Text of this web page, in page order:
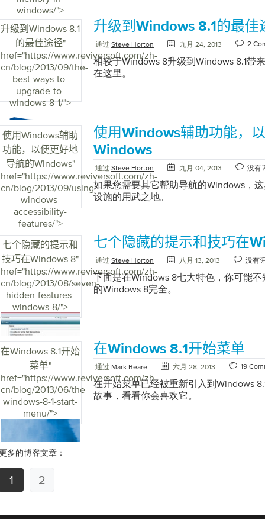
任何BSOD错误与硬件的添加同时发生
如果您未对硬件进行任何更改，则可能
问题。 BSOD的两个最常见的硬件原因
我们的“内存测试”文章中概述的说明，
内存。如果系统过热，则应立即采取措
的灰尘，并确保通风畅通。当深夜
孔阻塞了通气孔，导致笔记本电脑暴饮
过热的文章，以找到可能的解决方案。
导致错误的硬件原因，建议进行恶意软
反恶意软件或反病毒程序，扫描您的PC
病毒。这些类型的程序由恶意代码组成
PC。除其他许多严重并发症外，这通常
Windows 8中启动到安全模式” 在此选项
选项。选中标记为“ 安全启动”的框和标
确定，然后在下一个窗口重新启动。 然
启动到安全模式。 现在您已应用这些设
模式启动。要在安全模式下停止PC启动
恢复到最初安装它的状态，而不是附加
一次安装IE 10时那样运行。 如果由于某
Internet Explorer已停止工作的警告消息
决问题。在这种情况下，您必须使用
是适用于Windows XP，Vista / 7和8的
修复说明 ： 单击“ 开始”按钮，然后从菜
卡。并选中隐藏所有Microsoft服务旁边
Microsoft服务” 接着选择Disable All ，
算机。 在这样做时，您刚刚禁用了所有
标是为Internet Explorer提供试运行，而
序。这将帮助您确定破坏Internet
机重新启动后，按照步骤1和2中的相同
Services选项卡。 验证是否仍选中“ 隐藏
如果是，这意味着不守规矩的服务在服
内。 要验证，请再次打开msconfig
隐藏所有Microsoft服务”框。现在取消选
上一次测试中留空的一半中的方框。 […]
的。或者，如果要为已安装Windows操
盘，可以在台式计算机侧面的贴纸或笔
仍然无法发现，您可能还需要检查电池
盘或拇指驱动器进行全新安装Windows
果要为已安装Windows操作系统的计算
器，请确保在从Microsoft或Digital River
需要一张空白DVD或一个空的4GB（或
以及一台可以将文件刻录到DVD的计算
用Windows 7系统来说明各个步骤，但
XP，Windows 7和Windows 8版本计算
Thumb Drive。 创建DVD 将空白DVD光
机中。 使用鼠标右键单击用于Windows
弹出一个菜单，其中包含您拥有的各种
没有，则可能需要将DVD放入驱动器中
CD在驱动程序中，然后选择”刻录“” 单
以激活该选项。这将确保刻录过程完成
击“刻录”按钮开始此过程。最多可能需
进度条以绿色渐变填充，应该告诉您何
具还可用于创建Thumb驱动器以及ISO文
Thumb Drive没有以后需要的任何文件，
储在拇指驱动器中的所有内容。 确保它
可以将其插入可用的USB端口。将拇指
关闭可能打开的所有窗口。 下载
（路径是Windows在您连接它时为您的
windows/">
升级到Windows 8.1
的最佳途径"
href="https://www.reviversoft.com/zh-
cn/blog/2013/09/the-
best-ways-to-
upgrade-to-
windows-8-1/">
升级到Windows 8.1的最佳
通过 Steve Horton 九月 24, 2013 2
相较于Windows 8升级到Windows 8.1带
在这里。
使用Windows辅助
功能，以便更好地
导航的Windows"
href="https://www.reviversoft.com/zh-
cn/blog/2013/09/using-
windows-
accessibility-
features/">
使用Windows辅助功能，
Windows
通过 Steve Horton 九月 04, 2013 没有
如果您需要其它帮助导航的Windows，
设施的用武之地。
七个隐藏的提示和
技巧在Windows 8"
href="https://www.reviversoft.com/zh-
cn/blog/2013/08/seven-
hidden-features-
windows-8/">
七个隐藏的提示和技巧在
通过 Steve Horton 八月 13, 2013 没有
下面是在Windows 8七大特色，你可能
的Windows 8完全。
在Windows 8.1开始
菜单"
href="https://www.reviversoft.com/zh-
cn/blog/2013/06/the-
windows-8-1-start-
menu/">
在Windows 8.1开始菜单
通过 Mark Beare 六月 28, 2013 19
在开始菜单已经被重新引入到Windows
故事，看看你会喜欢它。
多的博客文章：
1 2